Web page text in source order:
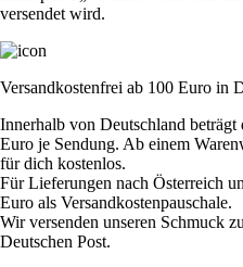
versendet wird.
Versandkostenfrei ab 100 Euro in
Innerhalb von Deutschland beträgt
Euro je Sendung. Ab einem
für dich kostenlos.
Für Lieferungen nach Österreich
Euro als Versandkostenpauschale.
Wir versenden unseren Schmuck
Deutschen Post.